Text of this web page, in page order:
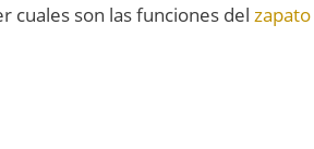
cuales son las funciones del